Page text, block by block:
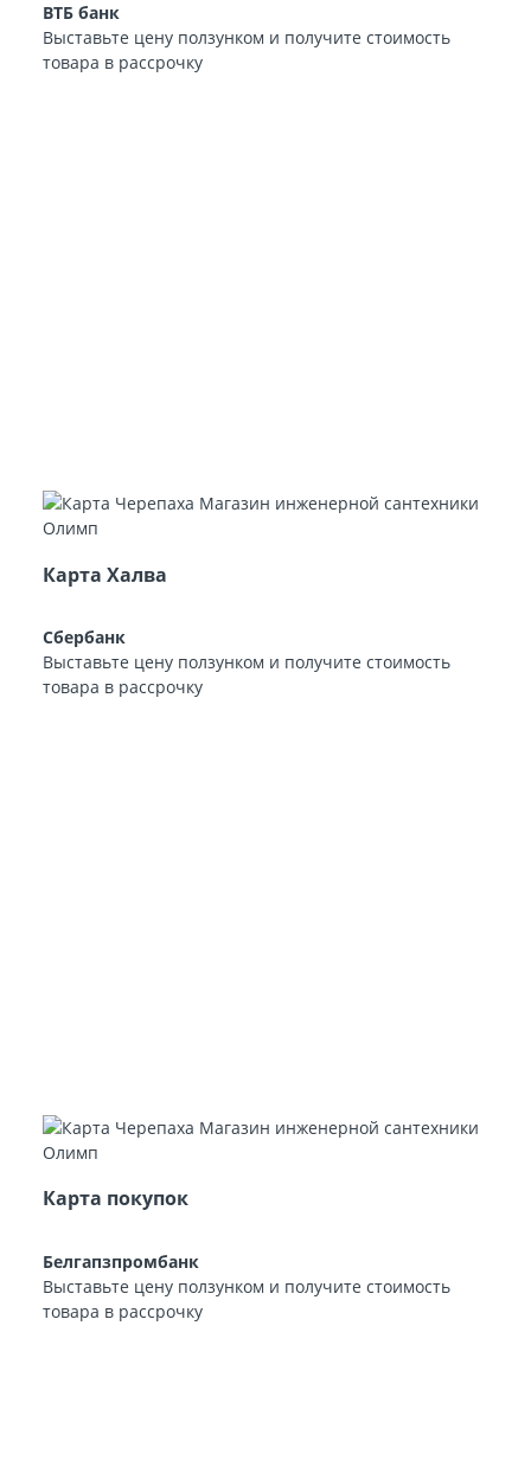
ВТБ банк
Выставьте цену ползунком и получите стоимость
товара в рассрочку
Карта Халва
Сбербанк
Выставьте цену ползунком и получите стоимость
товара в рассрочку
Карта покупок
Белгапзпромбанк
Выставьте цену ползунком и получите стоимость
товара в рассрочку